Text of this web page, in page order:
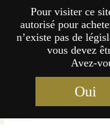
Business
Catégories :Activité,
JETRO
Pour visiter ce
autorisé pour
n’existe pas de
vous devez
Avez-
Oui